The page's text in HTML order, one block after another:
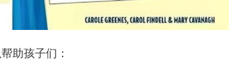
助孩子们：